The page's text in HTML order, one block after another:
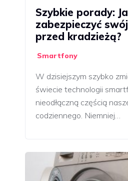
Szybkie porady:
zabezpieczyć
przed kradzieżą?
Smartfony
W dzisiejszym szybko
świecie technologii
nieodłączną częścią
codziennego. Niemniej…